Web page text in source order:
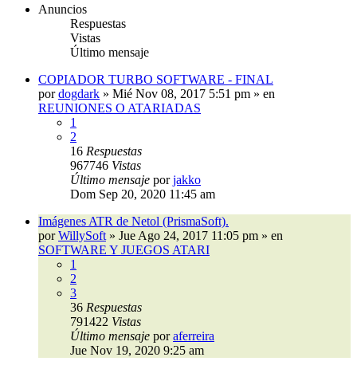
Anuncios
Respuestas
Vistas
Último mensaje
COPIADOR TURBO SOFTWARE - FINAL
pordogdark » Mié Nov 08, 2017 5:51 pm » en
REUNIONES O ATARIADAS
1
2
16 Respuestas
967746 Vistas
Último mensaje porjakko
Dom Sep 20, 2020 11:45 am
Imágenes ATR de Netol (PrismaSoft).
porWillySoft » Jue Ago 24, 2017 11:05 pm » en
SOFTWARE Y JUEGOS ATARI
1
2
3
36 Respuestas
791422 Vistas
Último mensaje poraferreira
Jue Nov 19, 2020 9:25 am